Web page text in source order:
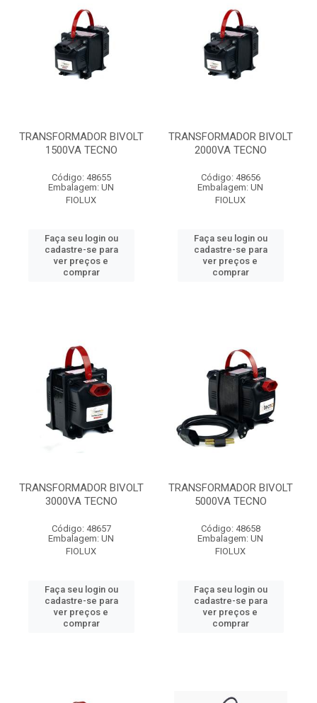
TRANSFORMADOR BIVOLT
1500VA TECNO
Código: 48655
Embalagem: UN
FIOLUX
Faça seu login ou
cadastre-se para
ver preços e
comprar
TRANSFORMADOR BIVOLT
2000VA TECNO
Código: 48656
Embalagem: UN
FIOLUX
Faça seu login ou
cadastre-se para
ver preços e
comprar
TRANSFORMADOR BIVOLT
3000VA TECNO
Código: 48657
Embalagem: UN
FIOLUX
Faça seu login ou
cadastre-se para
ver preços e
comprar
TRANSFORMADOR BIVOLT
5000VA TECNO
Código: 48658
Embalagem: UN
FIOLUX
Faça seu login ou
cadastre-se para
ver preços e
comprar